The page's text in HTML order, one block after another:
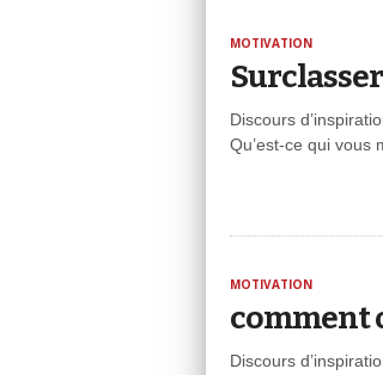
MOTIVATION
Discours
Qu’est-ce qui vous
MOTIVATION
comment
Discours